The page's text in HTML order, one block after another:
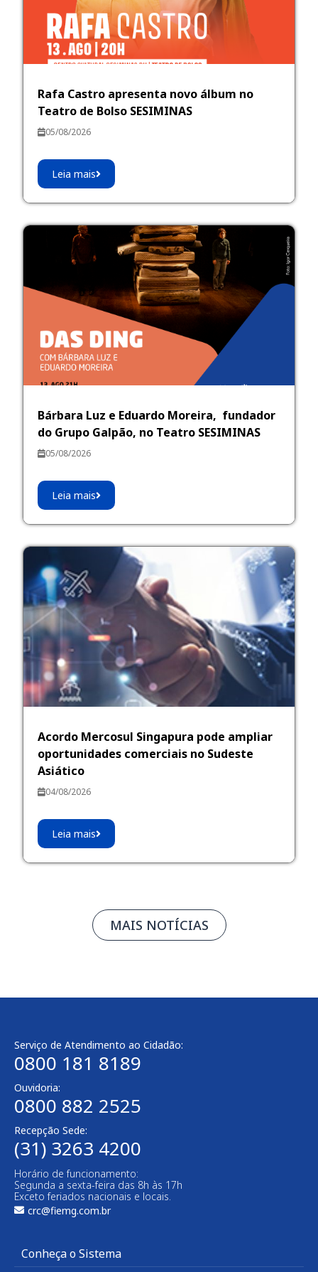
Rafa Castro apresenta novo álbum no
Teatro de Bolso SESIMINAS
05/08/2026
Leia mais
Bárbara Luz e Eduardo Moreira, fundador
do Grupo Galpão, no Teatro SESIMINAS
05/08/2026
Leia mais
Acordo Mercosul Singapura pode ampliar
oportunidades comerciais no Sudeste
Asiático
04/08/2026
Leia mais
MAIS NOTÍCIAS
Serviço de Atendimento ao Cidadão:
0800 181 8189
Ouvidoria:
0800 882 2525
Recepção Sede:
(31) 3263 4200
Horário de funcionamento:
Segunda a sexta-feira das 8h às 17h
Exceto feriados nacionais e locais.
crc@fiemg.com.br
Conheça o Sistema